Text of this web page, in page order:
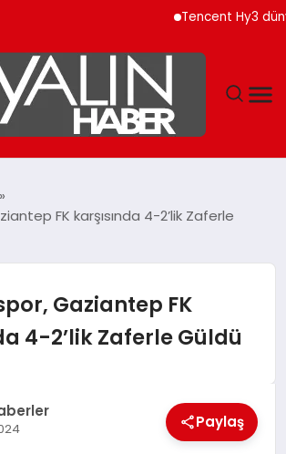
Tencent Hy3 dünya
FK karşısında 4-2’lik Zaferle
Gaziantep FK
4-2’lik Zaferle Güldü
Paylaş